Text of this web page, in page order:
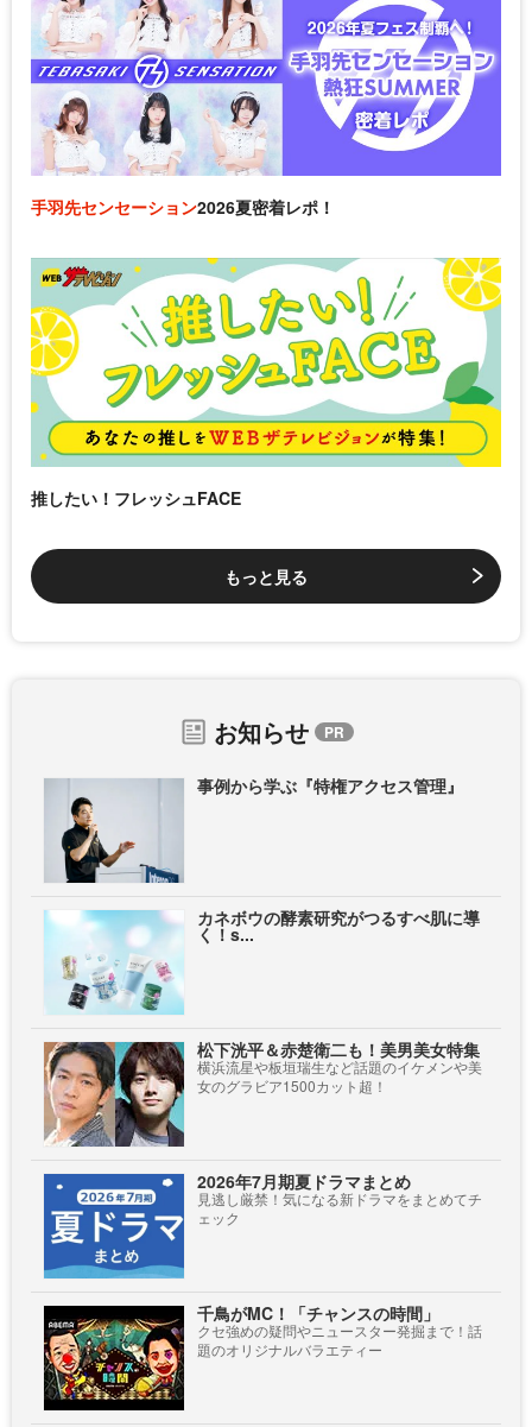
手羽先センセーション2026夏密着レポ！
推したい！フレッシュFACE
もっと見る
お知らせ
事例から学ぶ『特権アクセス管理』
カネボウの酵素研究がつるすべ肌に導
く！s...
松下洸平＆赤楚衛二も！美男美女特集
横浜流星や板垣瑞生など話題のイケメンや美
女のグラビア1500カット超！
2026年7月期夏ドラマまとめ
見逃し厳禁！気になる新ドラマをまとめてチ
ェック
千鳥がMC！「チャンスの時間」
クセ強めの疑問やニュースター発掘まで！話
題のオリジナルバラエティー